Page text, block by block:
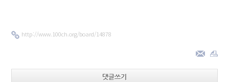
http://www.100ch.org/board/14878
댓글쓰기